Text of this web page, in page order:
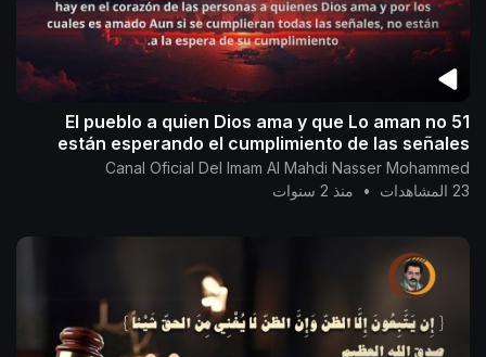
51 El pueblo a quien Dios ama y que Lo aman no
están esperando el cumplimiento de las señales
Canal Oficial Del Imam Al Mahdi Nasser Mohammed
23 المشاهدات
• منذ 2 سنوات